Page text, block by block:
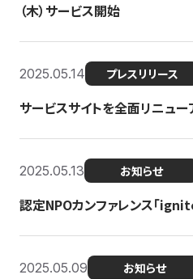
（木）サービス開始
2025.05.14 プレスリリース
サービスサイトを全面リニュー
2025.05.13 お知らせ
認定NPOカンファレンス「
2025.05.09 お知らせ